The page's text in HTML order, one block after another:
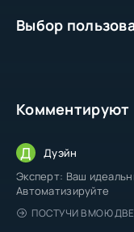
Выбор
Комментируют
Д Дуэйн
Эксперт: Ваш
Автоматизируйте
ПОСТУЧИ В МОЮ